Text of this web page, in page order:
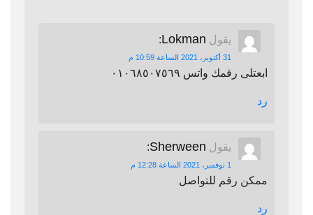
يقول Lokman
:
31 أكتوبر، 2021 الساعة 10:59 م
ابعتلى رقمك واتس ٠١٠٦٨٥٠٧٥٦٩
رد
يقول Sherween
:
1 نوفمبر، 2021 الساعة 12:28 م
ممكن رقم للتواصل
رد